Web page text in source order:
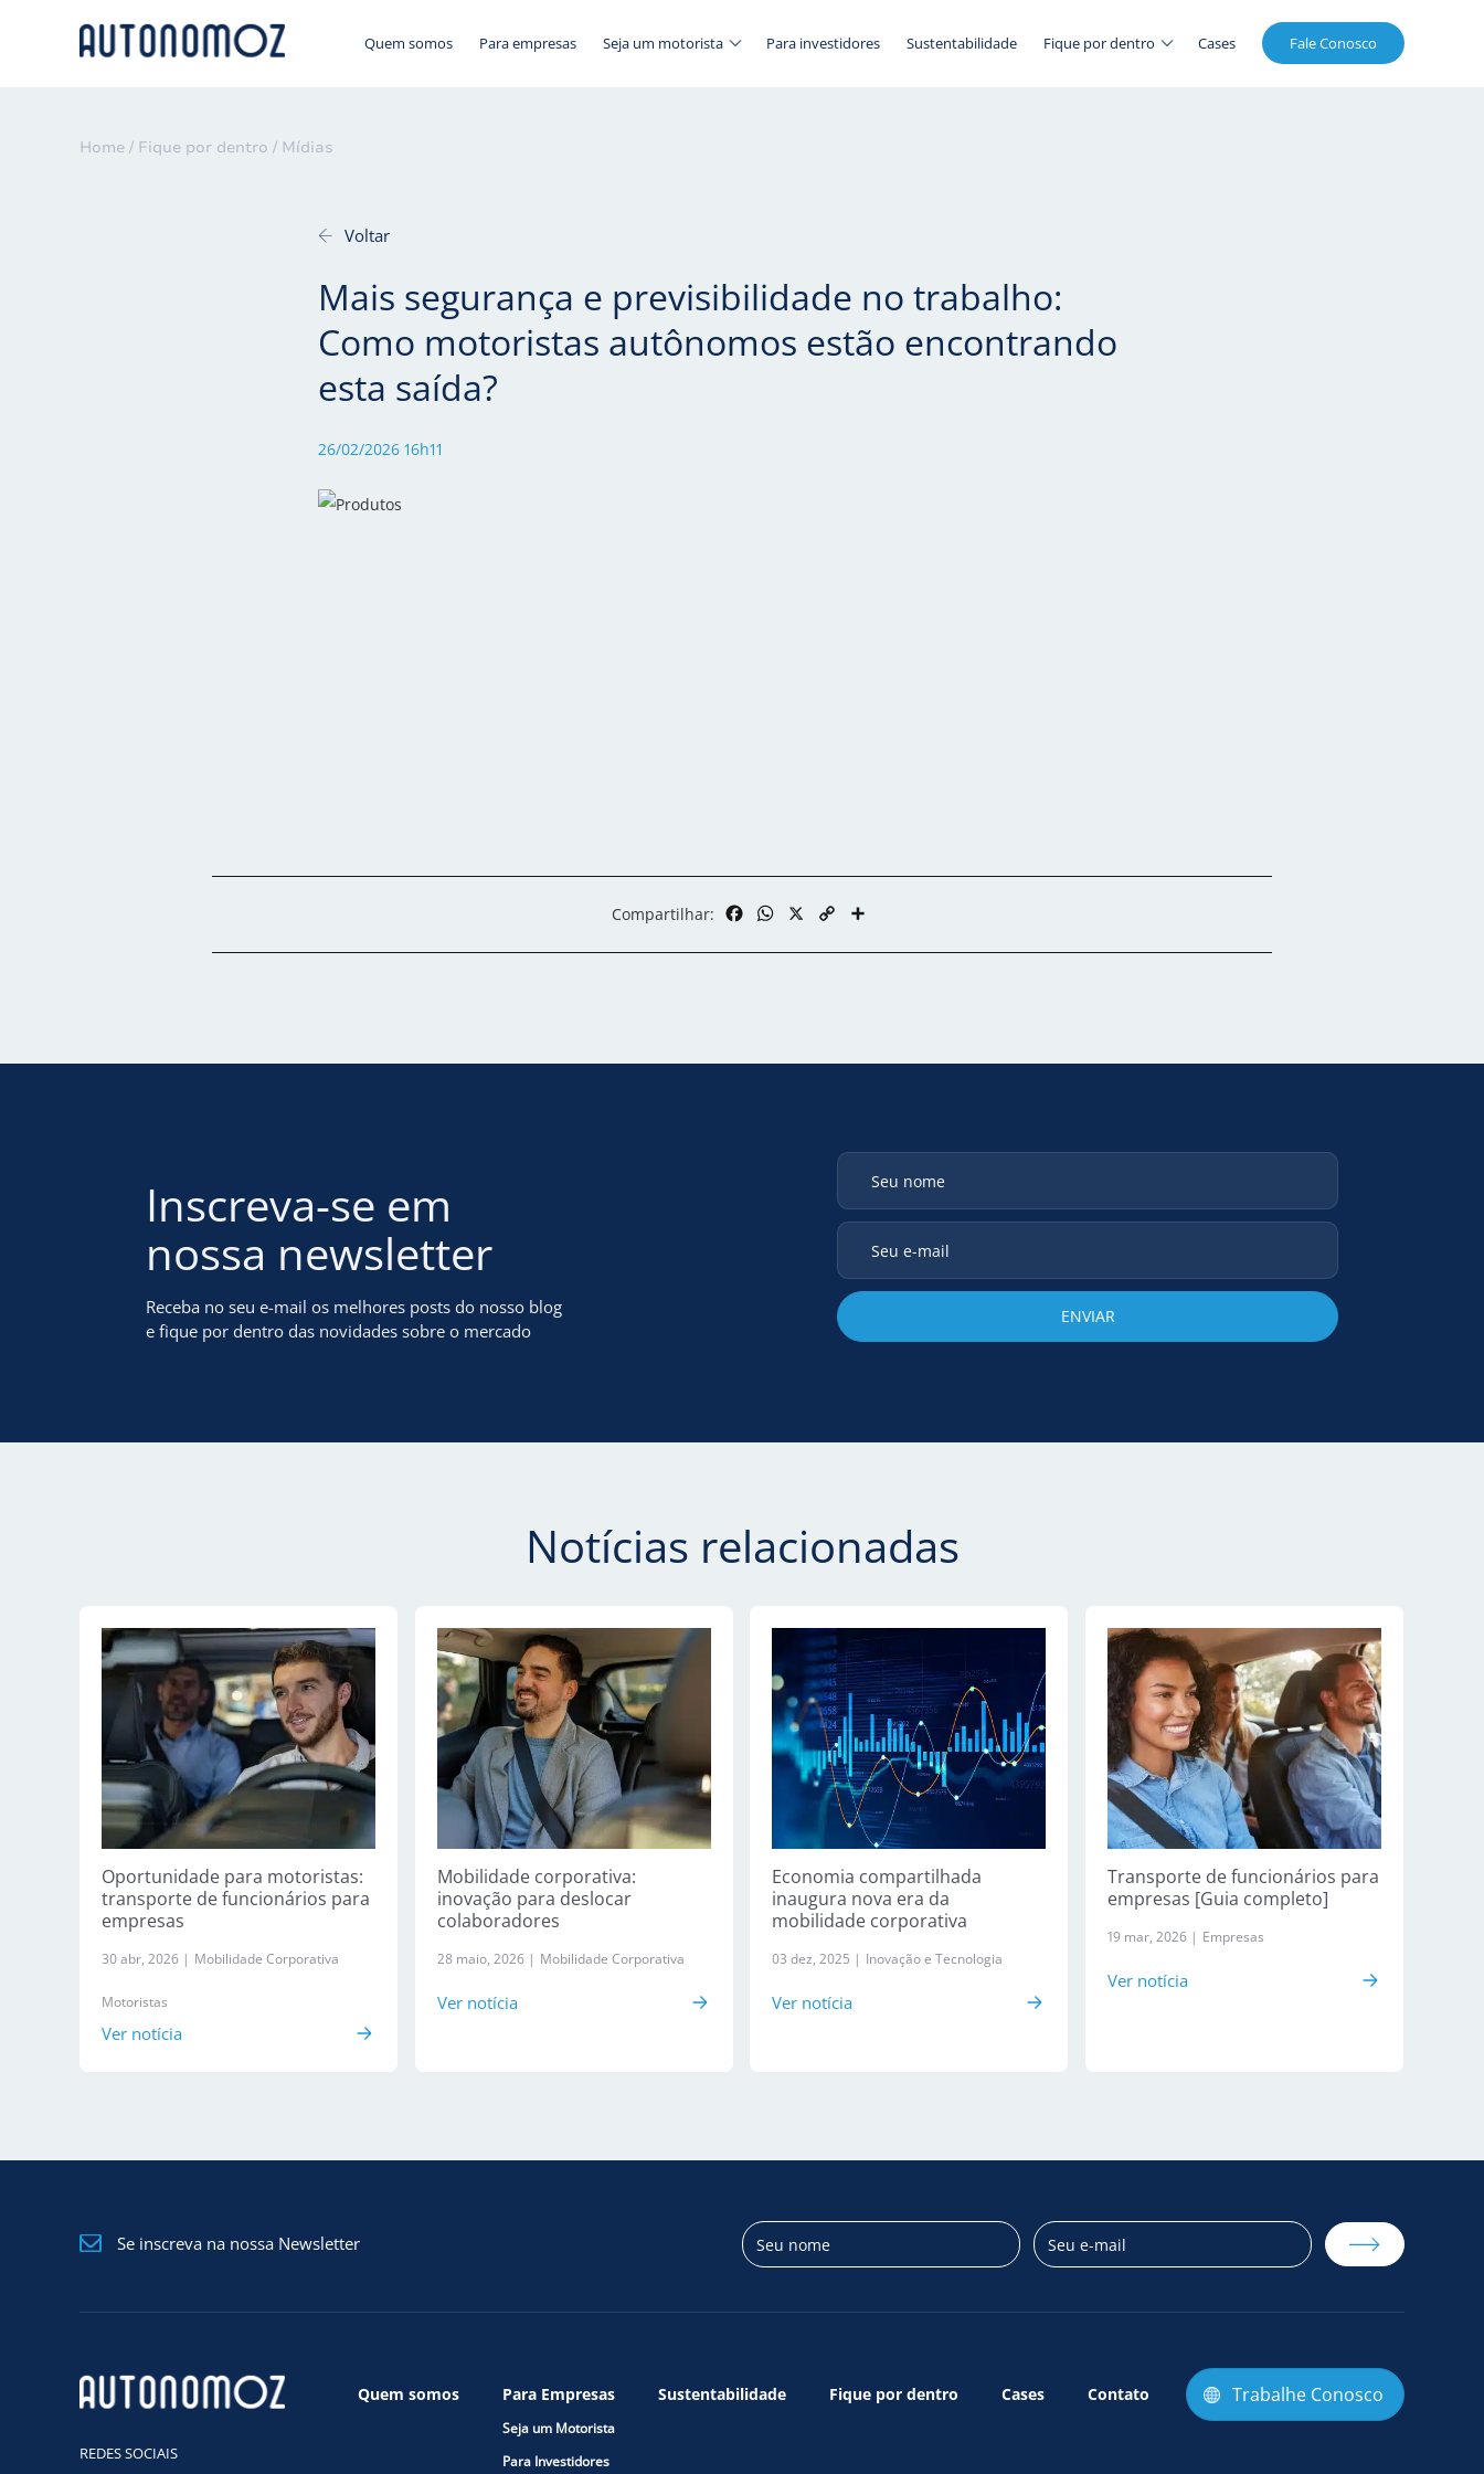
Quem somos Para empresas Seja um motorista Para investidores Sustentabilidade Fique por dentro Cases Fale Conosco
Home / Fique por dentro / Mídias
Voltar
Mais segurança e previsibilidade no trabalho:
Como motoristas autônomos estão encontrando
esta saída?
26/02/2026 16h11
Compartilhar: Facebook
WhatsApp
Copy
Inscreva-se em
nossa newsletter
Receba no seu e-mail os melhores posts do nosso blog
e fique por dentro das novidades sobre o mercado
Notícias relacionadas
Oportunidade para motoristas:
transporte de funcionários para
empresas
30 abr, 2026 | Mobilidade Corporativa
Motoristas
Ver notícia
Mobilidade corporativa:
inovação para deslocar
colaboradores
28 maio, 2026 | Mobilidade Corporativa
Ver notícia
Economia compartilhada
inaugura nova era da
mobilidade corporativa
03 dez, 2025 | Inovação e Tecnologia
Ver notícia
Transporte de funcionários para
empresas [Guia completo]
19 mar, 2026 | Empresas
Ver notícia
Se inscreva na nossa Newsletter
REDES SOCIAIS
Quem somos Para Empresas
Seja um Motorista
Para Investidores
Sustentabilidade Fique por dentro Cases Contato Trabalhe Conosco